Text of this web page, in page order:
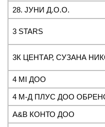
28. ЈУНИ Д.О.О.
3 STARS
3К ЦЕНТАР, СУЗАНА
4 MI ДОО
4 М-Д ПЛУС ДОО
A&B КОНТО ДОО